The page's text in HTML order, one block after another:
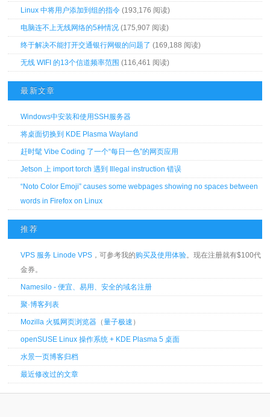
Linux 中将用户添加到组的指令 (193,176 阅读)
电脑连不上无线网络的5种情况 (175,907 阅读)
终于解决不能打开交通银行网银的问题了 (169,188 阅读)
无线 WIFI 的13个信道频率范围 (116,461 阅读)
最新文章
Windows中安装和使用SSH服务器
将桌面切换到 KDE Plasma Wayland
赶时髦 Vibe Coding 了一个“每日一色”的网页应用
Jetson 上 import torch 遇到 Illegal instruction 错误
“Noto Color Emoji” causes some webpages showing no spaces between
words in Firefox on Linux
推荐
VPS 服务 Linode VPS ，可参考我的购买及使用体验。现在注册就有$100代
金券。
Namesilo - 便宜、易用、安全的域名注册
聚·博客列表
Mozilla 火狐网页浏览器 （量子极速 ）
openSUSE Linux 操作系统 + KDE Plasma 5 桌面
水景一页博客归档
最近修改过的文章